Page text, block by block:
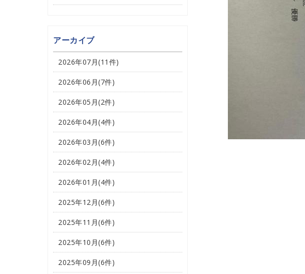
アーカイブ
2026年07月(11件)
2026年06月(7件)
2026年05月(2件)
2026年04月(4件)
2026年03月(6件)
2026年02月(4件)
2026年01月(4件)
2025年12月(6件)
2025年11月(6件)
2025年10月(6件)
2025年09月(6件)